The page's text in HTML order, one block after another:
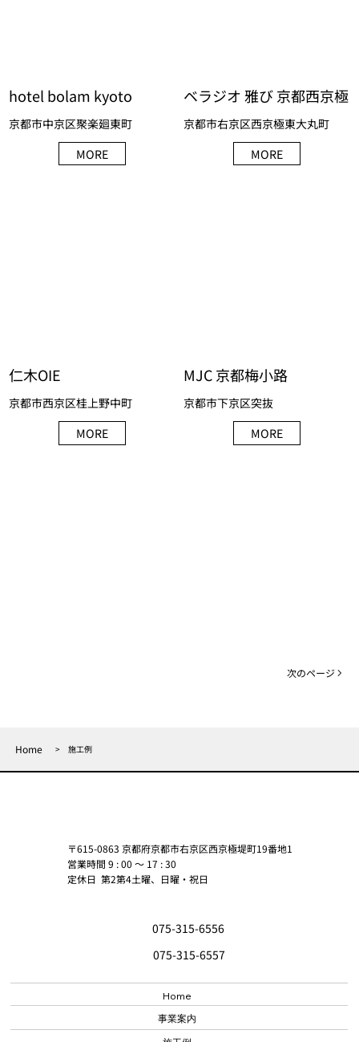
次のページ
hotel bolam kyoto
京都市中京区聚楽廻東町
MORE
ベラジオ 雅び 京都西京極
京都市右京区西京極東大丸町
MORE
仁木OIE
京都市西京区桂上野中町
MORE
MJC 京都梅小路
京都市下京区突抜
MORE
Home > 施工例
075-315-6556
075-315-6557
Home
事業案内
〒615-0863 京都府京都市右京区西京極堤町19番地1
​営業時間 9 : 00 ～ 17 : 30
定休日 第2第4土曜、日曜・祝日